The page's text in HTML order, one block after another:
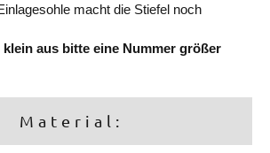
macht die Stiefel noch
klein aus bitte eine Nummer größer
Material: